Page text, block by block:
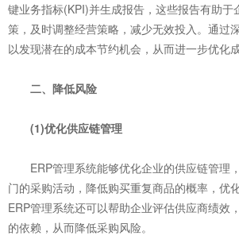
键业务指标(KPI)并生成报告，这些报告有助于
策，及时调整经营策略，减少无效投入。通过
以发现潜在的成本节约机会，从而进一步优化成
二、降低风险
(1)优化供应链管理
ERP管理系统能够优化企业的供应链管理
门的采购活动，降低购买重复商品的概率，优
ERP管理系统还可以帮助企业评估供应商绩效
的依赖，从而降低采购风险。